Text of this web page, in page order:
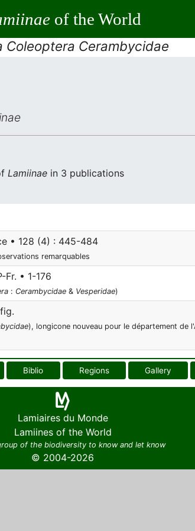
of the World
Coleoptera Cerambycidae
Lamiinae in 3 publications
• 128 (4) : 445-484
remarquables
Fr. • 1-176
: Cerambycidae & Vesperidae)
), longicone nouveau pour le département de
Biblio Regions Gallery
Lamiaires du Monde
Lamiines of the World
of the biodiversity to know and let know
© 2004-2026